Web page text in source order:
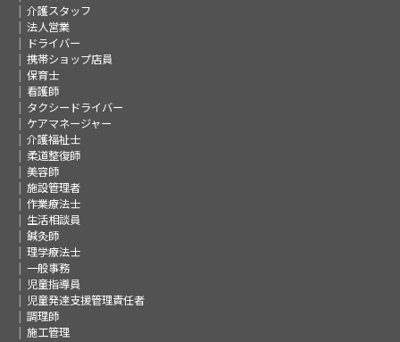
介護スタッフ
法人営業
ドライバー
携帯ショップ店員
保育士
看護師
タクシードライバー
ケアマネージャー
介護福祉士
柔道整復師
美容師
施設管理者
作業療法士
生活相談員
鍼灸師
理学療法士
一般事務
児童指導員
児童発達支援管理責任者
調理師
施工管理